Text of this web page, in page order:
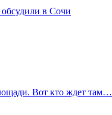
обсудили в Сочи
Вот кто ждет там…